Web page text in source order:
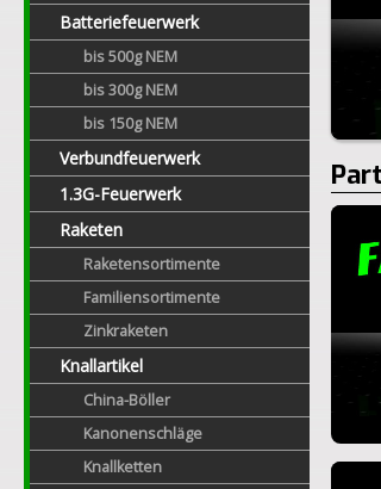
Batteriefeuerwerk
bis 500g NEM
bis 300g NEM
bis 150g NEM
Verbundfeuerwerk
1.3G-Feuerwerk
Raketen
Raketensortimente
Familiensortimente
Zinkraketen
Knallartikel
China-Böller
Kanonenschläge
Knallketten